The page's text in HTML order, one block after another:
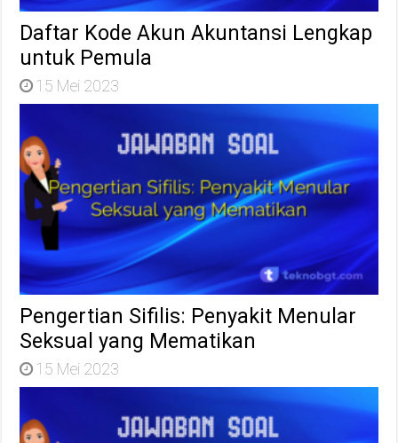
Daftar Kode Akun Akuntansi Lengkap
untuk Pemula
15 Mei 2023
Pengertian Sifilis: Penyakit Menular
Seksual yang Mematikan
15 Mei 2023